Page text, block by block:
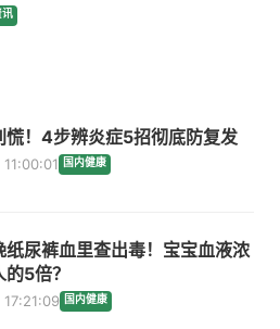
讯
慌！4步辨炎症5招彻底防复发
国内健康
纸尿裤血里查出毒！宝宝血液浓
5倍？
国内健康